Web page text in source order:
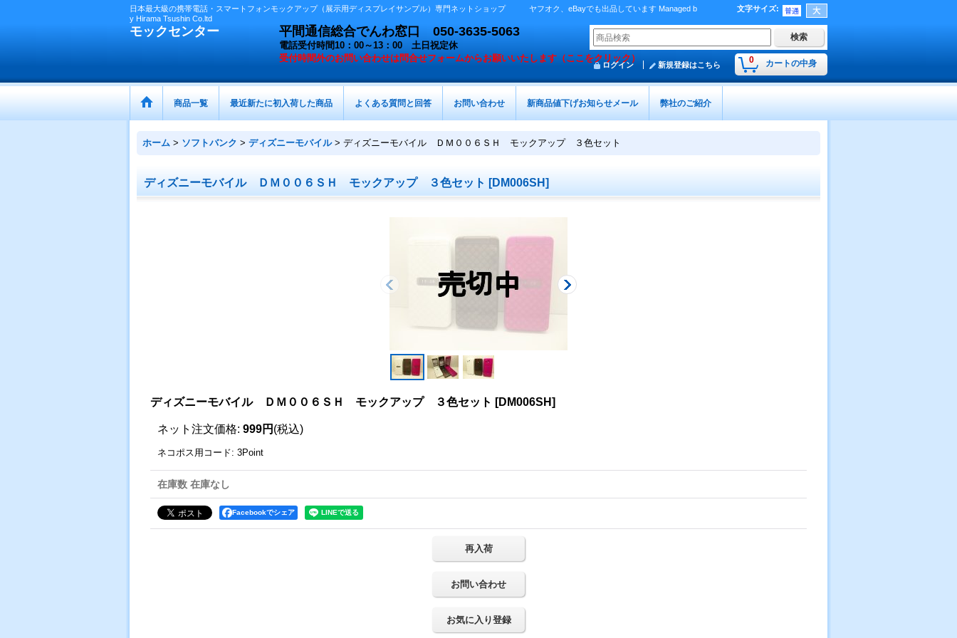
日本最大級の携帯電話・スマートフォンモックアップ（展示用ディスプレイサンプル）専門ネットショップ ヤフオク、eBayでも出品しています Managed b
y Hirama Tsushin Co.ltd
文字サイズ:
モックセンター 平間通信総合でんわ窓口 050-3635-5063
電話受付時間10：00～13：00 土日祝定休
受付時間外のお問い合わせは問合せフォームからお願いいたします（ここをクリック） 0 カートの中身
ログイン 新規登録はこちら
商品一覧 最近新たに初入荷した商品 よくある質問と回答 お問い合わせ 新商品値下げお知らせメール 弊社のご紹介
ホーム > ソフトバンク > ディズニーモバイル > ディズニーモバイル ＤＭ００６ＳＨ モックアップ ３色セット
ディズニーモバイル ＤＭ００６ＳＨ モックアップ ３色セット [DM006SH]
ディズニーモバイル ＤＭ００６ＳＨ モックアップ ３色セット [DM006SH]
ネット注文価格: 999円 (税込)
ネコポス用コード: 3Point
在庫数 在庫なし
Facebookでシェア
再入荷
お問い合わせ
お気に入り登録